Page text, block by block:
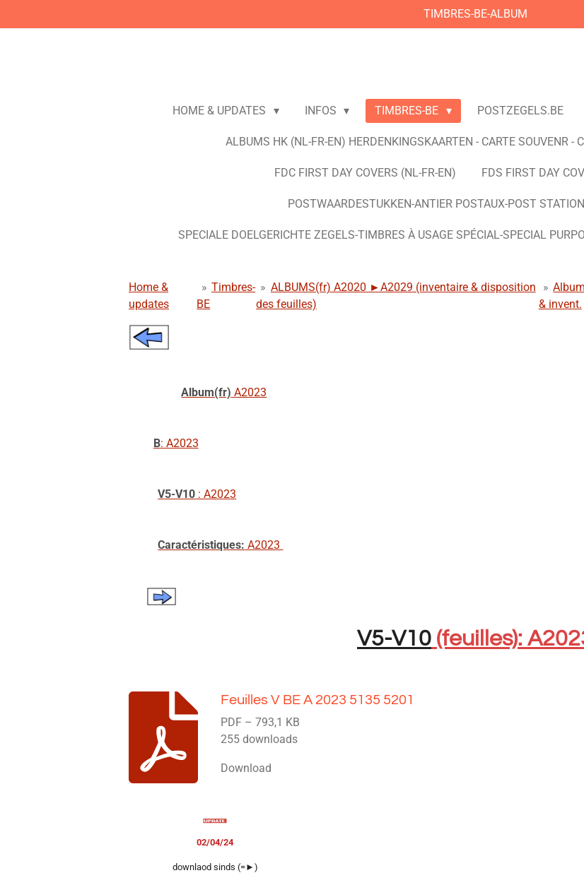
direct
TIMBRES-BE-ALBUM
HOME & UPDATES INFOS TIMBRES-BE POSTZEGELS.BE
ALBUMS HK (NL-FR-EN) HERDENKINGSKAARTEN - CARTE SOUVENR -
FDC FIRST DAY COVERS (NL-FR-EN) FDS FIRST DAY
POSTWAARDESTUKKEN-ANTIER POSTAUX-POST
SPECIALE DOELGERICHTE ZEGELS-TIMBRES À USAGE SPÉCIAL-SPECIAL
Home &
updates
» Timbres-
BE
» ALBUMS(fr) A2020 ►A2029 (inventaire & disposition
des feuilles)
»
& invent.
Album(fr) A2023
B: A2023
V5-V10 : A2023
Caractéristiques: A2023
V5-V10 (feuilles):
Feuilles V BE A 2023 5135 5201
PDF – 793,1 KB
255 downloads
Download
02/04/24
downlaod sinds (=►)